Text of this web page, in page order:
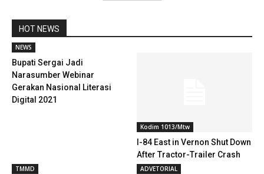
HOT NEWS
NEWS
Bupati Sergai Jadi
Narasumber Webinar
Gerakan Nasional Literasi
Digital 2021
Kodim 1013/Mtw
I-84 East in Vernon Shut Down
After Tractor-Trailer Crash
TMMD ADVETORIAL